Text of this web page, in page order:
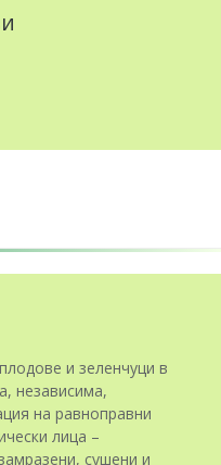
и зеленчуци в
независима,
на равноправни
лица –
сушени и